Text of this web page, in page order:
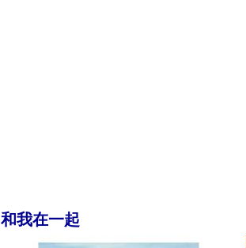
和我在一起